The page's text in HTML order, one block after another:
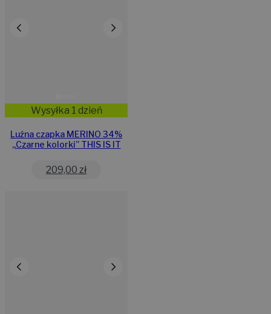
Wysyłka 1 dzień
Luźna czapka MERINO 34%
„Czarne kolorki” THIS IS IT
209,00 zł